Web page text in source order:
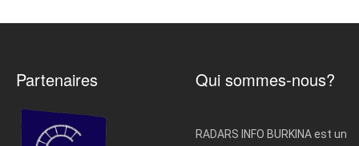
Partenaires Qui sommes-nous?
RADARS INFO BURKINA est un